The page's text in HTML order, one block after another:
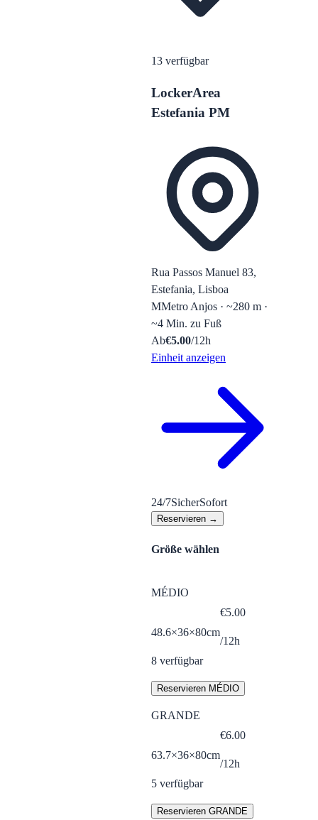
13 verfügbar
LockerArea
Estefania PM
Rua Passos Manuel 83,
Estefania, Lisboa
MMetro Anjos · ~280 m ·
~4 Min. zu Fuß
Ab€5.00/12h
Einheit anzeigen
24/7SicherSofort
Reservieren →
Größe wählen
MÉDIO
48.6×36×80cm
8 verfügbar
€5.00
/12h
Reservieren MÉDIO
GRANDE
63.7×36×80cm
5 verfügbar
€6.00
/12h
Reservieren GRANDE